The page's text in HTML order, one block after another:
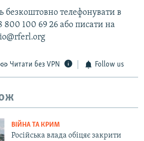
телефонувати в
800 100 69 26 або писати на
Читати без VPN Follow us
ВІЙНА ТА КРИМ
Російська влада обіцяє закрити